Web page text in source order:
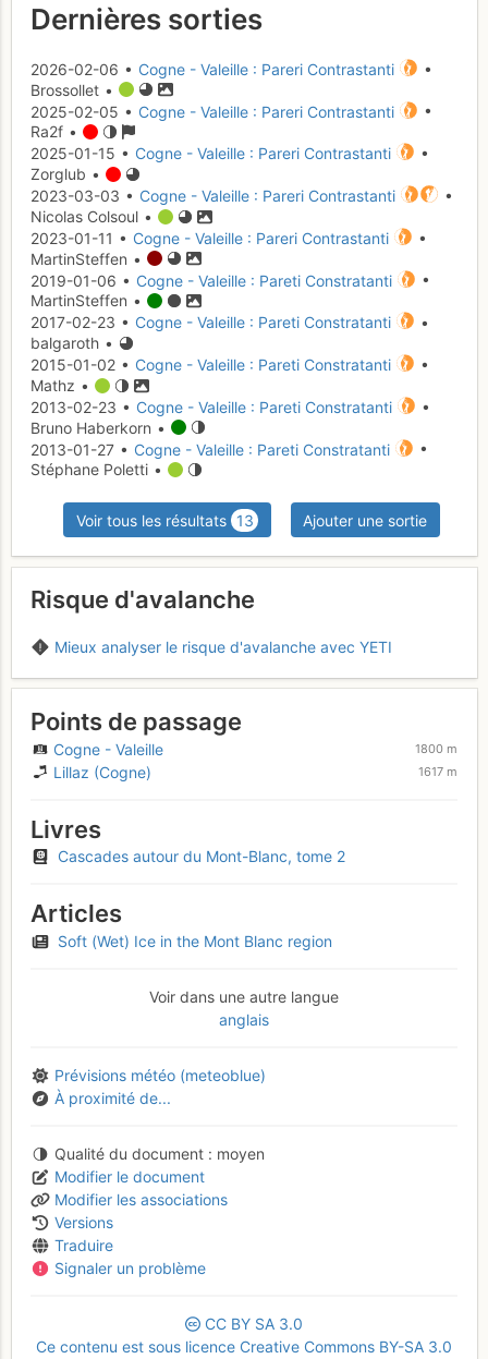
Dernières sorties
2026-02-06 • Cogne - Valeille : Pareri Contrastanti
•
Brossollet •
2025-02-05 • Cogne - Valeille : Pareri Contrastanti
•
Ra2f •
2025-01-15 • Cogne - Valeille : Pareri Contrastanti
•
Zorglub •
2023-03-03 • Cogne - Valeille : Pareri Contrastanti
•
Nicolas Colsoul •
2023-01-11 • Cogne - Valeille : Pareri Contrastanti
•
MartinSteffen •
2019-01-06 • Cogne - Valeille : Pareti Constratanti
•
MartinSteffen •
2017-02-23 • Cogne - Valeille : Pareti Constratanti
•
balgaroth •
2015-01-02 • Cogne - Valeille : Pareti Constratanti
•
Mathz •
2013-02-23 • Cogne - Valeille : Pareti Constratanti
•
Bruno Haberkorn •
2013-01-27 • Cogne - Valeille : Pareti Constratanti
•
Stéphane Poletti •
Voir tous les résultats 13 Ajouter une sortie
Risque d'avalanche
Mieux analyser le risque d'avalanche avec YETI
Points de passage
Cogne - Valeille 1800 m
Lillaz (Cogne) 1617 m
Livres
Cascades autour du Mont-Blanc, tome 2
Articles
Soft (Wet) Ice in the Mont Blanc region
Voir dans une autre langue
anglais
Prévisions météo (meteoblue)
À proximité de...
Qualité du document
moyen
Modifier le document
Modifier les associations
Versions
Traduire
Signaler un problème
CC BY SA 3.0
Ce contenu est sous licence Creative Commons BY-SA 3.0